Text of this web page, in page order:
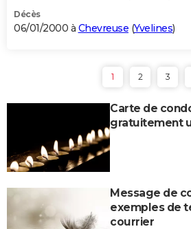
Décès
06/01/2000 à Chevreuse (Yvelines)
1 2 3
Carte de
gratuitement
Message de
exemples de
courrier